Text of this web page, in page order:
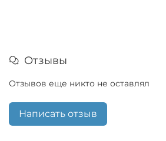
Отзывы
Отзывов еще никто не оставлял
Написать отзыв